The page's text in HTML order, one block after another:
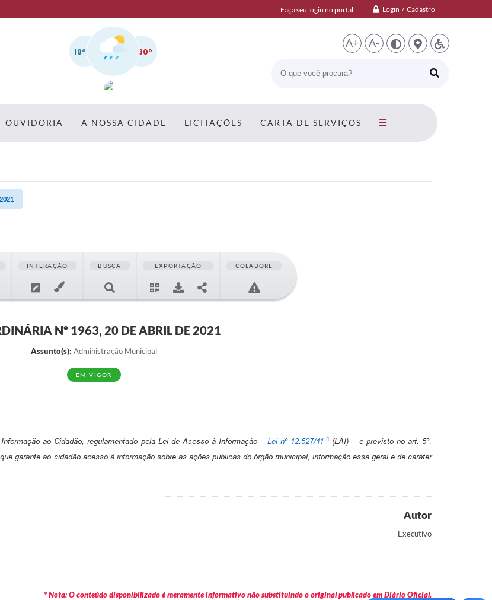
Faça seu login no portal Login / Cadastro
19º 30º
A+ A-
OUVIDORIA A NOSSA CIDADE LICITAÇÕES CARTA DE SERVIÇOS
INTERAÇÃO BUSCA EXPORTAÇÃO COLABORE
Nº 1963, 20 DE ABRIL DE 2021
Assunto(s): Administração Municipal
EM VIGOR
ao Cidadão, regulamentado pela Lei de Acesso à Informação –Lei nº 12.527/11
(LAI) – e previsto no art. 5º,
garante ao cidadão acesso à informação sobre as ações públicas do órgão municipal, informação essa geral e de caráter
Autor
Executivo
* Nota: O conteúdo disponibilizado é meramente informativo não substituindo o original publicado em Diário Oficial.